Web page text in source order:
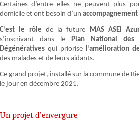
Certaines d’entre elles ne peuvent plus
domicile et ont besoin d’un
C’est le rôle de la future MAS ASEI
s’inscrivant dans le
Plan National des
Dégénératives qui priorise
l’amélioration
des malades et de leurs aidants.
Ce grand projet, installé sur la commune de
le jour en décembre 2021.
Un projet d’envergure